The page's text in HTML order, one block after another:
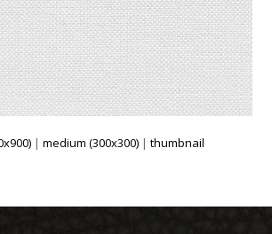
|medium (300x300) |thumbnail